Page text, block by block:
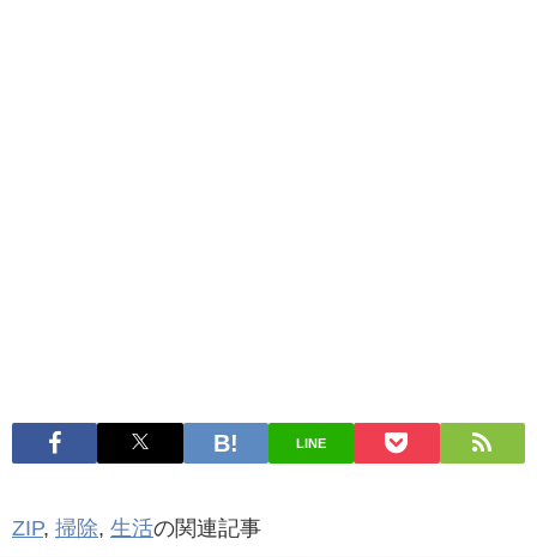
LINE
ZIP, 掃除, 生活の関連記事